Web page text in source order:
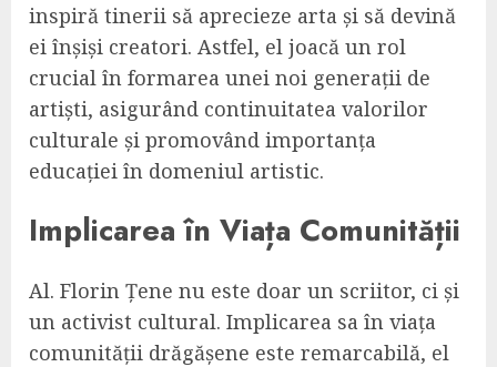
inspiră tinerii să aprecieze arta și să devină
ei înșiși creatori. Astfel, el joacă un rol
crucial în formarea unei noi generații de
artiști, asigurând continuitatea valorilor
culturale și promovând importanța
educației în domeniul artistic.
Implicarea în Viața Comunității
Al. Florin Țene nu este doar un scriitor, ci și
un activist cultural. Implicarea sa în viața
comunității drăgășene este remarcabilă, el